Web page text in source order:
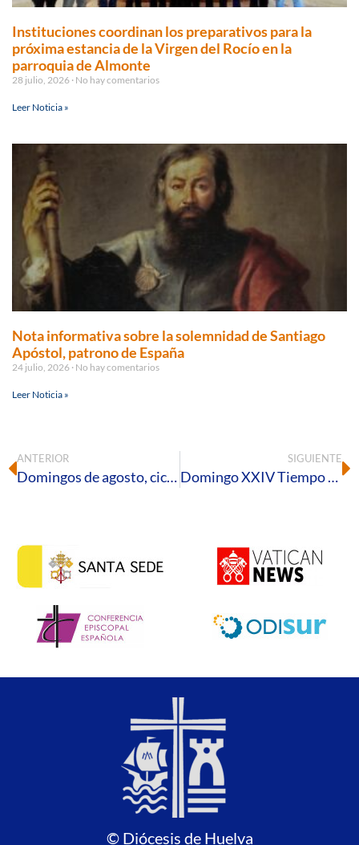
Instituciones coordinan los preparativos para la
próxima estancia de la Virgen del Rocío en la
parroquia de Almonte
28 julio, 2026 No hay comentarios
Leer Noticia »
Nota informativa sobre la solemnidad de Santiago
Apóstol, patrono de España
24 julio, 2026 No hay comentarios
Leer Noticia »
ANTERIOR
Domingos de agosto, ciclo A
SIGUIENTE
Domingo XXIV Tiempo Ordinario A
© Diócesis de Huelva